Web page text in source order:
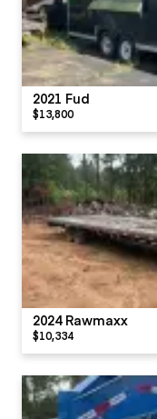
2021 Fud
$13,800
2024 Rawmaxx
$10,334